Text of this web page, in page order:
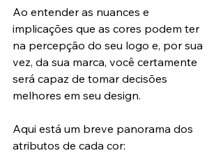
Ao entender as nuances e
implicações que as cores podem ter
na percepção do seu logo e, por sua
vez, da sua marca, você certamente
será capaz de tomar decisões
melhores em seu design.
Aqui está um breve panorama dos
atributos de cada cor: